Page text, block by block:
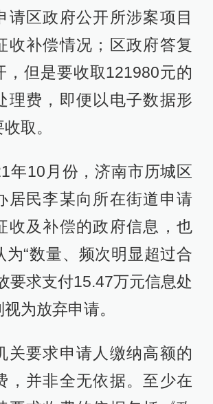
请区政府公开所涉案项目
收补偿情况；区政府答复
，但是要收取121980元的
理费，即便以电子数据形
取。
年10月份，济南市历城区
居民李某向所在街道申请
收及补偿的政府信息，也
为“数量、频次明显超过合
要求支付15.47万元信息处
为放弃申请。
关要求申请人缴纳高额的
，并非全无依据。至少在